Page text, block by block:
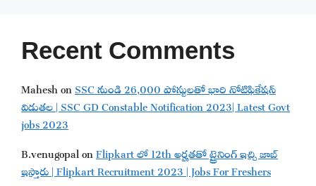
Recent Comments
MaheshonSSC నుండి 26,000 పోస్టులతో భారి నోటిఫికేషన్
విడుతల | SSC GD Constable Notification 2023| Latest Govt
jobs 2023
B.venugopalonFlipkart లో 12th అర్హతతో ట్రైనింగ్ ఇచ్చి జాబ్
ఇస్తారు | Flipkart Recruitment 2023 | Jobs For Freshers